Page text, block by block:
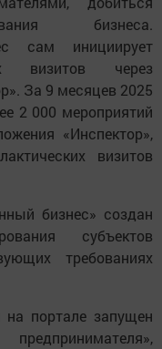
бизнеса.
сам инициирует
визитов через
За 9 месяцев 2025
2 000 мероприятий
«Инспектор»,
визитов
бизнес» создан
субъектов
требованиях
на портале запущен